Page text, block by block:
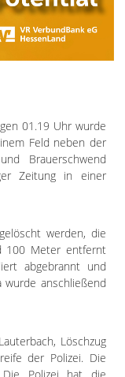
01.19 Uhr wurde
Feld neben der
Brauerschwend
Zeitung in einer
werden, die
100 Meter entfernt
abgebrannt und
wurde anschließend
Löschzug
der Polizei. Die